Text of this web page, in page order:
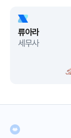
류아라
세무사